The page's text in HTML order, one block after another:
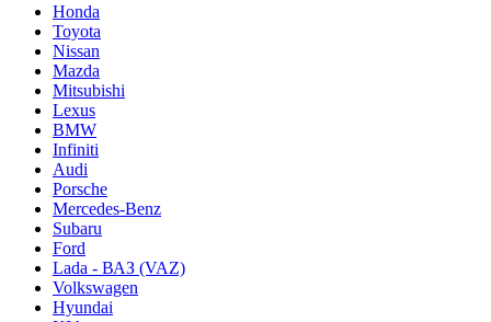
Honda
Toyota
Nissan
Mazda
Mitsubishi
Lexus
BMW
Infiniti
Audi
Porsche
Mercedes-Benz
Subaru
Ford
Lada - ВАЗ (VAZ)
Volkswagen
Hyundai